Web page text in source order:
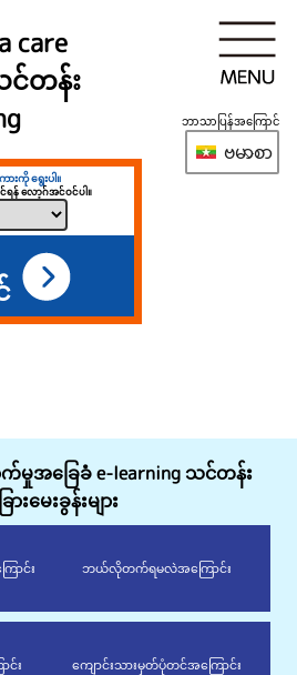
care
င်တန်း
ကို ရွေးပါ။
န် လော့ဂ်အင်ဝင်ပါ။
ဘာသာပြန်အကြောင်
ဗမာစာ
က်မှုအခြေခံ e-learning သင်တန်း
ားမေးခွန်းများ
ောင်း ဘယ်လိုတက်ရမလဲအကြောင်း
င်း ကျောင်းသားမှတ်ပုံတင်အကြောင်း